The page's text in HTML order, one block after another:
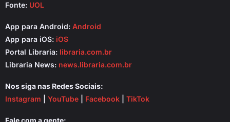
Fonte: UOL
App para Android: Android
App para iOS: iOS
Portal Libraria: libraria.com.br
Libraria News: news.libraria.com.br
Nos siga nas Redes Sociais:
Instagram
YouTube Facebook TikTok
Fale com a gente: